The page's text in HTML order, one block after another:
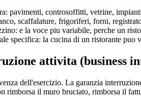
pavimenti, controsoffitti, vetrine,
scaffalature, frigoriferi, forni,
e la voce piu variabile, perche un
specifica: la cucina di un ristorante puo
attivita (business
dell'esercizio. La garanzia
rimborsa il muro bruciato, rimborsa il